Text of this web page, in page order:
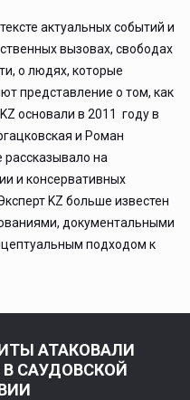
актуальных событий и
вызовах, свободах
о людях, которые
представление о том, как
основали в 2011 году в
и Роман
рассказывало на
и консервативных
KZ больше известен
документальными
подходом к
АТАКОВАЛИ
В САУДОВСКОЙ